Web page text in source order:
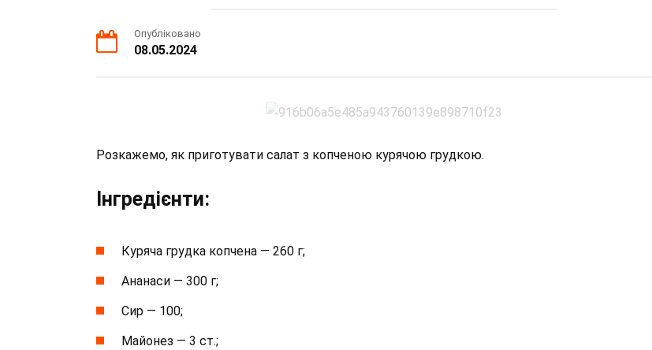
Опубліковано
08.05.2024
Розкажемо, як приготувати салат з копченою курячою грудкою.
Інгредієнти:
Куряча грудка копчена — 260 г;
Ананаси — 300 г;
Сир — 100;
Майонез — 3 ст.;